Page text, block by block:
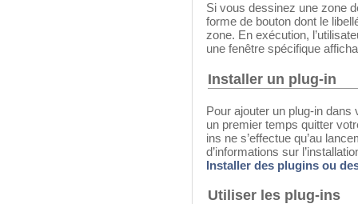
Si vous dessinez une zone
forme de bouton dont le
zone. En exécution,
une fenêtre spécifique
Installer un plug-in
Pour ajouter un plug-in
un premier temps quitter
ins ne s’effectue qu’au
d’informations sur
Installer des plugins ou
Utiliser les plug-ins